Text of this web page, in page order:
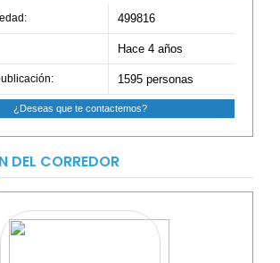
499816
Hace 4 años
1595 personas
¿Deseas que te contactemos?
DEL CORREDOR